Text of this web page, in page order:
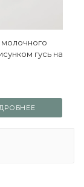
молочного
гусь на